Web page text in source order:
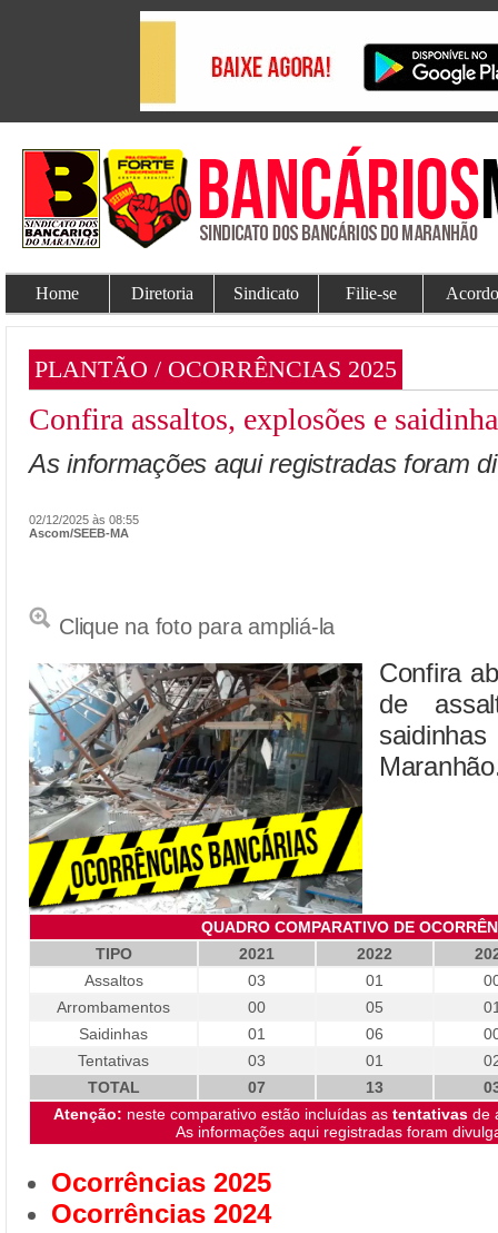
Home Diretoria Sindicato Filie-se
PLANTÃO / OCORRÊNCIAS 2025
Confira assaltos, explosões e
As informações aqui registradas foram
02/12/2025 às 08:55
Ascom/SEEB-MA
Clique na foto para ampliá-la
Confira
de
QUADRO COMPARATIVO DE
TIPO
2021 2022
Assaltos
03 01
Arrombamentos
00 05
Saidinhas
01 06
Tentativas
03 01
TOTAL
07 13
Atenção: neste comparativo estão incluídas as tentativas de
As informações aqui registradas foram
Ocorrências 2025
Ocorrências 2024